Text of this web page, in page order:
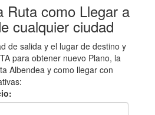
Ruta como Llegar a
cualquier ciudad
de salida y el lugar de destino y
para obtener nuevo Plano, la
Albendea y como llegar con